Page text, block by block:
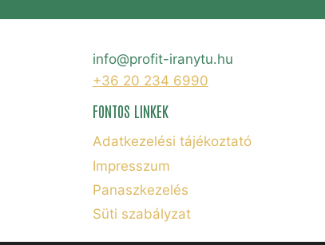
info@profit-iranytu.hu
+36 20 234 6990
FONTOS LINKEK
Adatkezelési tájékoztató
Impresszum
Panaszkezelés
Süti szabályzat